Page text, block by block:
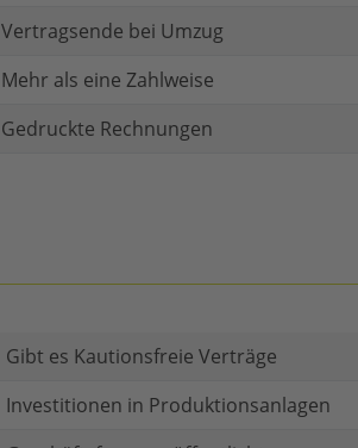
Vertragsende bei Umzug
Mehr als eine Zahlweise
Gedruckte Rechnungen
Gibt es Kautionsfreie Verträge
Investitionen in Produktionsanlagen